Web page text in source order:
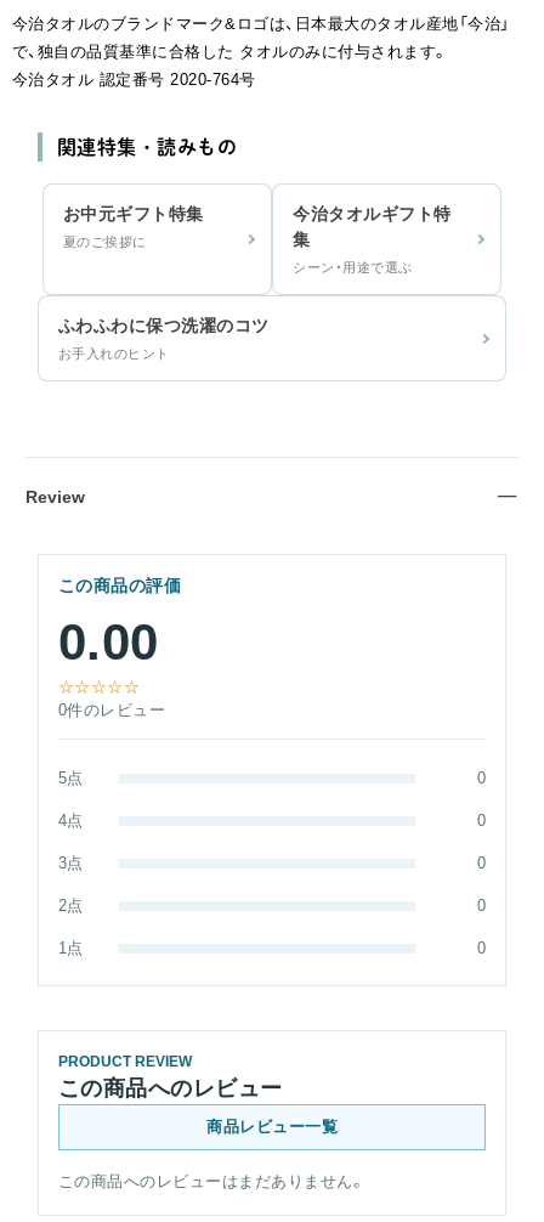
今治タオルのブランドマーク&ロゴは、日本最大のタオル産地「今治」
で、独自の品質基準に合格した タオルのみに付与されます。
今治タオル 認定番号 2020-764号
関連特集・読みもの
お中元ギフト特集
夏のご挨拶に
今治タオルギフト特
集
シーン・用途で選ぶ
ふわふわに保つ洗濯のコツ
お手入れのヒント
Review
この商品の評価
0.00
☆☆☆☆☆
0件のレビュー
5点 0
4点 0
3点 0
2点 0
1点 0
PRODUCT REVIEW
この商品へのレビュー
商品レビュー一覧
この商品へのレビューはまだありません。